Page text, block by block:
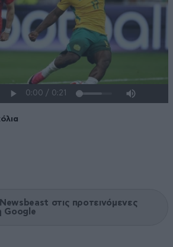
στις προτεινόμενες
Google